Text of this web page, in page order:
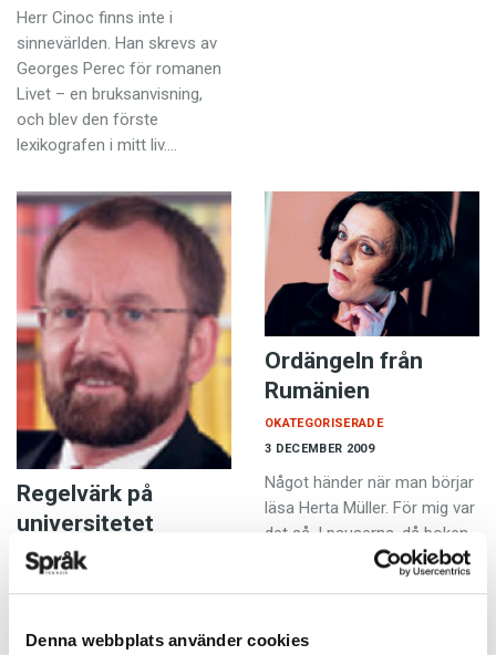
Denna webbplats använder cookies
Herr Cinoc finns inte i
sinnevärlden. Han skrevs av
Georges Perec för romanen
Livet – en bruksanvisning,
och blev den förste
lexikografen i mitt liv.…
Regelvärk på
universitetet
OKATEGORISERADE
examen från
Ordängeln från
Rumänien
3 DECEMBER 2009
OKATEGORISERADE
Något händer när man börjar
läsa Herta Müller. För mig var
det så. I pauserna, då boken
lagts åt sidan, flöt starkt